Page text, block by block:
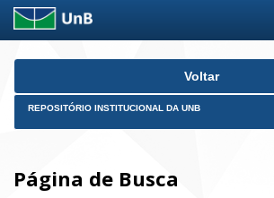
Skip
Voltar
REPOSITÓRIO INSTITUCIONAL DA UNB
Página de Busca